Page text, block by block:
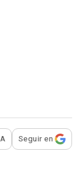
para
Seguir en